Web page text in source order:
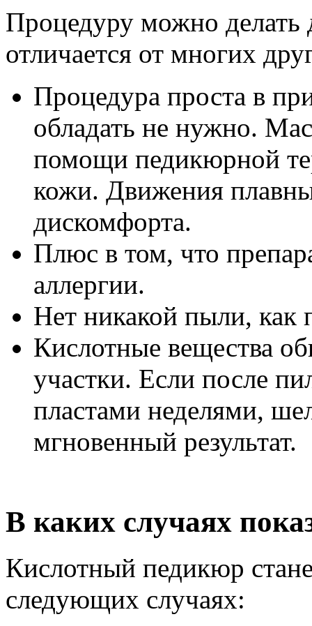
Процедуру можно
отличается от многих
Процедура проста в
обладать не нужно.
помощи педикюрной
кожи. Движения
дискомфорта.
Плюс в том, что
аллергии.
Нет никакой пыли, как
Кислотные вещества
участки. Если после
пластами неделями,
мгновенный результат.
В каких случаях
Кислотный педикюр
следующих случаях: